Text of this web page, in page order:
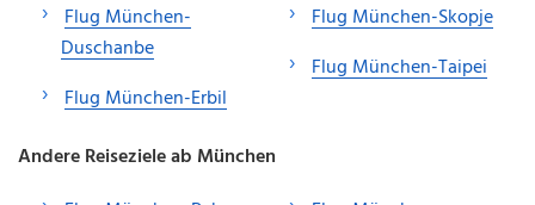
Flug München-
Duschanbe
Flug München-Erbil
Flug München-Skopje
Flug München-Taipei
Andere Reiseziele ab München